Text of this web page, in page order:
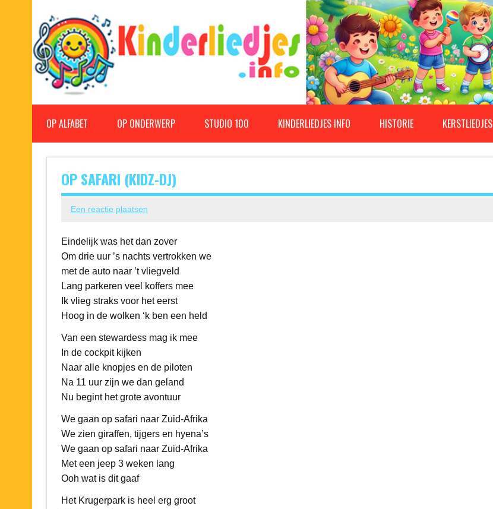
Kinderliedjes
OP ALFABET OP ONDERWERP STUDIO 100 KINDERLIEDJES INFO HISTORIE KERSTLIEDJES
OP SAFARI (KIDZ-DJ)
Een reactie plaatsen
Eindelijk was het dan zover
Om drie uur ’s nachts vertrokken we
met de auto naar ’t vliegveld
Lang parkeren veel koffers mee
Ik vlieg straks voor het eerst
Hoog in de wolken ‘k ben een held
Van een stewardess mag ik mee
In de cockpit kijken
Naar alle knopjes en de piloten
Na 11 uur zijn we dan geland
Nu begint het grote avontuur
We gaan op safari naar Zuid-Afrika
We zien giraffen, tijgers en hyena’s
We gaan op safari naar Zuid-Afrika
Met een jeep 3 weken lang
Ooh wat is dit gaaf
Het Krugerpark is heel erg groot